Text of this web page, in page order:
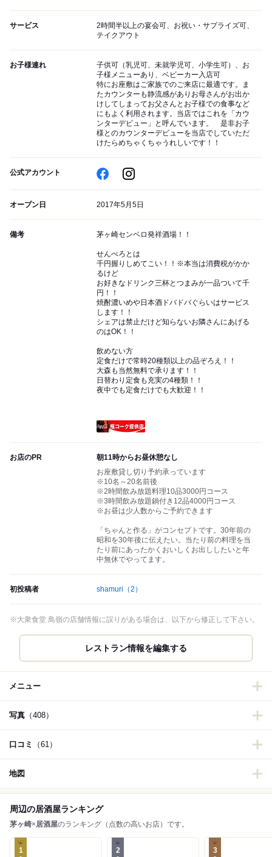
サービス
2時間半以上の宴会可、お祝い・サプライズ可、
テイクアウト
お子様連れ
子供可（乳児可、未就学児可、小学生可）、お
子様メニューあり、ベビーカー入店可
特にお座敷はご家族でのご来店に最適です。ま
たカウンターも静流感がありお母さんがお出か
けしてしまってお父さんとお子様での食事など
にもよく利用されます。当店ではこれを「カウ
ンターデビュー」と呼んでいます。 是非お子
様とのカウンターデビューを当店でしていただ
けたらめちゃくちゃうれしいです！！
公式アカウント
オープン日 2017年5月5日
備考 茅ヶ崎センベロ発祥酒場！！
せんべろとは
千円握りしめてこい！！※本当は消費税がかか
るけど
お好きなドリンク三杯とつまみが一品ついて千
円！！
焼酎濃いめや日本酒ドバドバぐらいはサービス
します！！
シェアは禁止だけど知らないお隣さんにあげる
のはOK！！
飲めない方
定食だけで常時20種類以上の品ぞろえ！！
大森も当然無料で承ります！！
日替わり定食も充実の4種類！！
夜中でも定食だけでも大歓迎！！
お店のPR
朝11時からお昼休憩なし
お座敷貸し切り予約承っています
※10名～20名前後
※2時間飲み放題料理10品3000円コース
※3時間飲み放題鍋付き12品4000円コース
※お昼は少人数からご予約できます
「ちゃんと作る」がコンセプトです。30年前の
昭和を30年後に伝えたい。当たり前の料理を当
たり前にあったかくおいしくお出ししたいと年
中無休でやってます。
初投稿者 shamuri （2）
※大衆食堂 鳥嶺の店舗情報に誤りがある場合は、以下から修正して下さい。
レストラン情報を編集する
メニュー
写真 （408）
口コミ （61）
地図
周辺の居酒屋ランキング
茅ヶ崎×居酒屋のランキング（点数の高いお店）です。
1 2 3